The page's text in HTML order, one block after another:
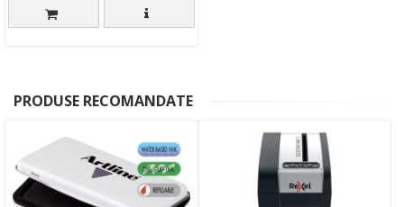
PRODUSE RECOMANDATE